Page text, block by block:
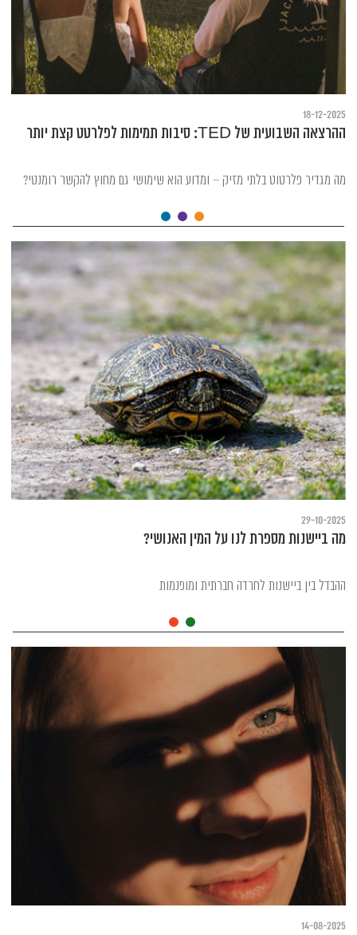
18-12-2025
ההרצאה השבועית של TED: סיבות תמימות לפלרטט קצת יותר
מה מגדיר פלרטוט בלתי מזיק – ומדוע הוא שימושי גם מחוץ להקשר רומנטי?
29-10-2025
מה ביישנות מספרת לנו על המין האנושי?
ההבדל בין ביישנות לחרדה חברתית ומופנמות
14-08-2025